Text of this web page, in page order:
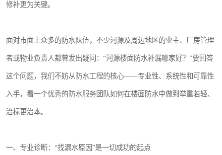
修补更为关键。
面对市面上众多的防水队伍，不少河源及周边地区的业主、厂房管理
者或物业负责人都曾发出疑问：“河源楼面防水补漏哪家好？”要回答
这个问题，我们不妨从防水工程的核心——专业性、系统性和可靠性
入手，看一个优秀的防水服务团队如何在楼面防水中做到举重若轻、
治标更治本。
一、专业诊断：“找漏水原因”是一切成功的起点